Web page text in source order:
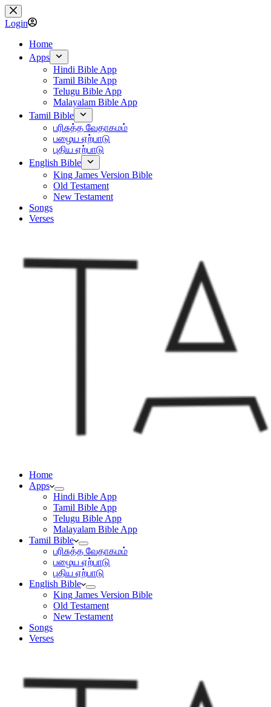
Skip
to
content
Login
Home
Apps
Hindi Bible App
Tamil Bible App
Telugu Bible App
Malayalam Bible App
Tamil Bible
பரிசுத்த வேதாகமம்
பழைய ஏற்பாடு
புதிய ஏற்பாடு
English Bible
King James Version Bible
Old Testament
New Testament
Songs
Verses
Home
Apps
Hindi Bible App
Tamil Bible App
Telugu Bible App
Malayalam Bible App
Tamil Bible
பரிசுத்த வேதாகமம்
பழைய ஏற்பாடு
புதிய ஏற்பாடு
English Bible
King James Version Bible
Old Testament
New Testament
Songs
Verses